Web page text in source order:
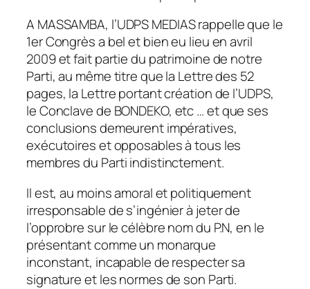
A MASSAMBA, l’UDPS MEDIAS rappelle que le
1er Congrès a bel et bien eu lieu en avril
2009 et fait partie du patrimoine de notre
Parti, au même titre que la Lettre des 52
pages, la Lettre portant création de l’UDPS,
le Conclave de BONDEKO, etc … et que ses
conclusions demeurent impératives,
exécutoires et opposables à tous les
membres du Parti indistinctement.
Il est, au moins amoral et politiquement
irresponsable de s’ingénier à jeter de
l’opprobre sur le célèbre nom du P.N, en le
présentant comme un monarque
inconstant, incapable de respecter sa
signature et les normes de son Parti.